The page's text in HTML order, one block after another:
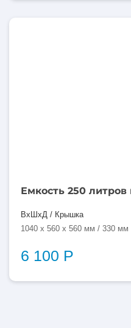
Емкость 250
ВхШхД / Крышка
1040 x 560 x 560 мм / 330 мм
6 100 Р